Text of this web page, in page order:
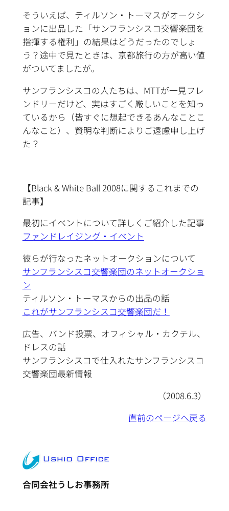
そういえば、ティルソン・トーマスがオークシ
ョンに出品した「サンフランシスコ交響楽団を
指揮する権利」の結果はどうだったのでしょ
う？途中で見たときは、京都旅行の方が高い値
がついてましたが。
サンフランシスコの人たちは、MTTが一見フレ
ンドリーだけど、実はすごく厳しいことを知っ
ているから（皆すぐに想起できるあんなことこ
んなこと）、賢明な判断によりご遠慮申し上げ
た？
【Black & White Ball 2008に関するこれまでの
記事】
最初にイベントについて詳しくご紹介した記事
ファンドレイジング・イベント
彼らが行なったネットオークションについて
サンフランシスコ交響楽団のネットオークショ
ン
ティルソン・トーマスからの出品の話
これがサンフランシスコ交響楽団だ！
広告、バンド投票、オフィシャル・カクテル、
ドレスの話
サンフランシスコで仕入れたサンフランシスコ
交響楽団最新情報
（2008.6.3）
直前のページへ戻る
合同会社うしお事務所